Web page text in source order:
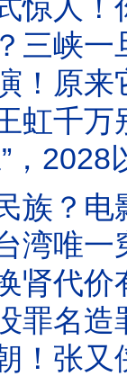
招兵出现困难，发生什么
量泥沙喷出，诸多水道、
20.8亿流体砂浆会砸扁
笔伐，因为买贵了！英
朗剪断海底电缆，其实
习近平统治合法性
意：不单纯！菲尔兹奖
18万美元、术后照护断
成招？温家进入射
！《澎湖海战》